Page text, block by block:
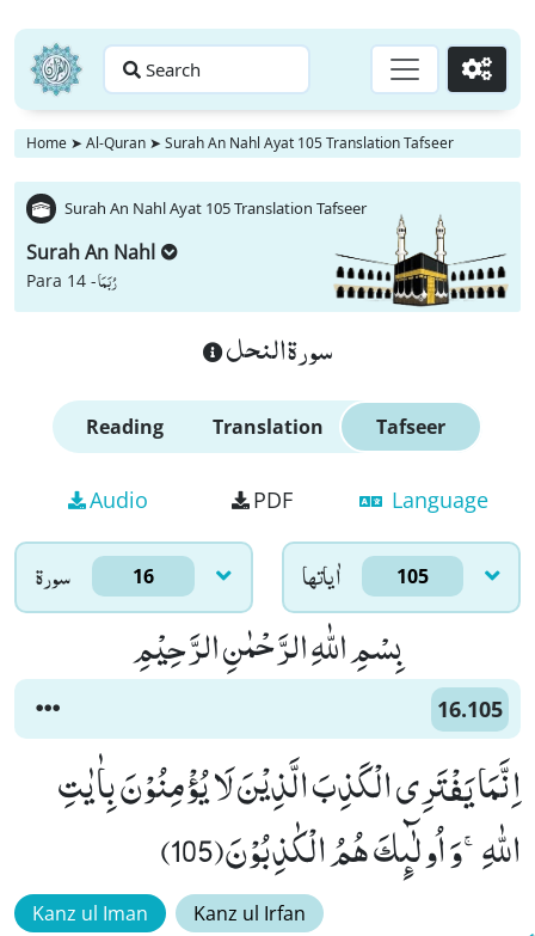
Search Go
Home ➤ Al-Quran ➤ Surah An Nahl Ayat 105 Translation Tafseer
Surah An Nahl Ayat 105 Translation Tafseer
Surah An Nahl
Para 14 -رُبَمَا
سورة النحل
Reading Translation Tafseer
Audio PDF Language
سورۃ 16 اٰياتها 105
بِسْمِ اللّٰهِ الرَّحْمٰنِ الرَّحِیْمِ
16.105
اِنَّمَا یَفْتَرِی الْكَذِبَ الَّذِیْنَ لَا یُؤْمِنُوْنَ بِاٰیٰتِ
اللّٰهِۚ-وَ اُولٰٓىٕكَ هُمُ الْكٰذِبُوْنَ(105)
Kanz ul Iman Kanz ul Irfan